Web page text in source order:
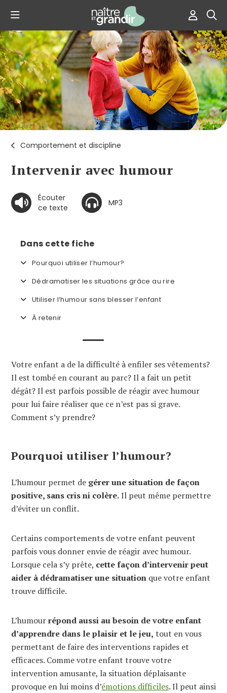
Comportement et discipline
Intervenir avec humour
Écouter
ce texte
MP3
Dans cette fiche
Pourquoi utiliser l’humour?
Dédramatiser les situations grâce au rire
Utiliser l’humour sans blesser l’enfant
À retenir
Votre enfant a de la difficulté à enfiler ses vêtements?
Il est tombé en courant au parc? Il a fait un petit
dégât? Il est parfois possible de réagir avec humour
pour lui faire réaliser que ce n’est pas si grave.
Comment s’y prendre?
Pourquoi utiliser l’humour?
L’humour permet de gérer une situation de façon
positive, sans cris ni colère.Il peut même permettre
d’éviter un conflit.
Certains comportements de votre enfant peuvent
parfois vous donner envie de réagir avec humour.
Lorsque cela s’y prête, cette façon d’intervenir peut
aider à dédramatiser une situation que votre enfant
trouve difficile.
L’humourrépond aussi au besoin de votre enfant
d’apprendre dans le plaisir et le jeu, tout en vous
permettant de faire des interventions rapides et
efficaces. Comme votre enfant trouve votre
intervention amusante, la situation déplaisante
provoque en lui moins d’émotions difficiles. Il peut ainsi